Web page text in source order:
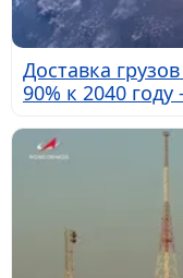
Доставка
90% к 2040